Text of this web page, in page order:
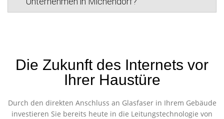
Die Zukunft des Internets vor
Ihrer Haustüre
Durch den direkten Anschluss an Glasfaser in Ihrem Gebäude
investieren Sie bereits heute in die Leitungstechnologie von